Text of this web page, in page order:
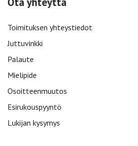
Toimituksen yhteystiedot
Juttuvinkki
Palaute
Mielipide
Osoitteenmuutos
Esirukouspyyntö
Lukijan kysymys